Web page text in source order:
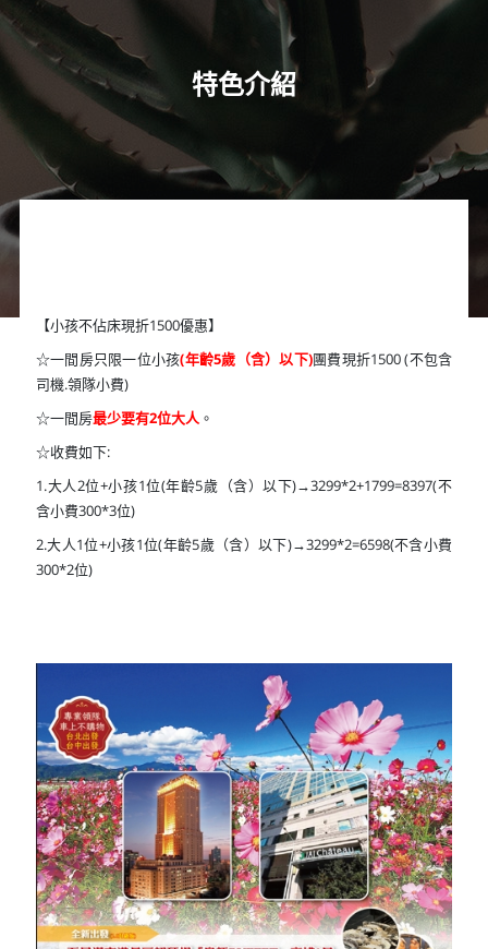
特色介紹
【小孩不佔床現折1500優惠】
☆一間房只限一位小孩(年齡5歲（含）以下)團費現折1500 (不包含
司機.領隊小費)
☆一間房最少要有2位大人。
☆收費如下:
1.大人2位+小孩1位(年齡5歲（含）以下)→3299*2+1799=8397(不
含小費300*3位)
2.大人1位+小孩1位(年齡5歲（含）以下)→3299*2=6598(不含小費
300*2位)